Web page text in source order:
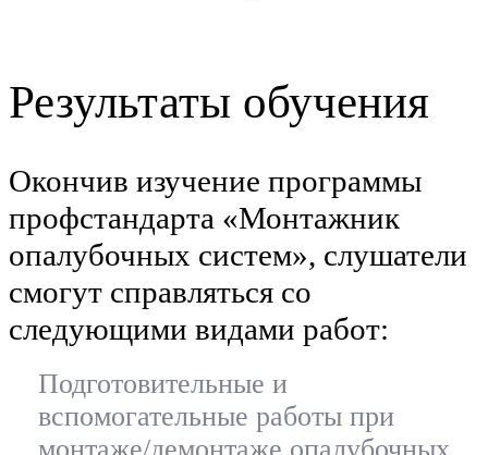
Результаты обучения
Окончив изучение программы
профстандарта «Монтажник
опалубочных систем», слушатели
смогут справляться со
следующими видами работ:
Подготовительные и
вспомогательные работы при